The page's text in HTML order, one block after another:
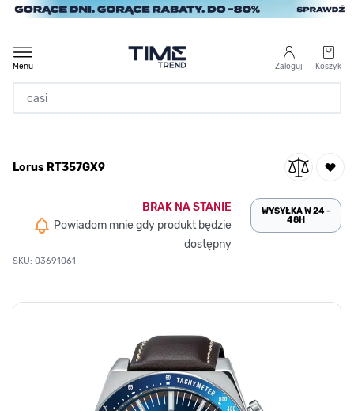
Przejdź do treści
Zaloguj Koszyk
Menu
/ Lorus RT357GX9
Lorus RT357GX9
BRAK NA STANIE
Powiadom mnie gdy produkt będzie
dostępny
SKU: 03691061
WYSYŁKA W 24 -
48H